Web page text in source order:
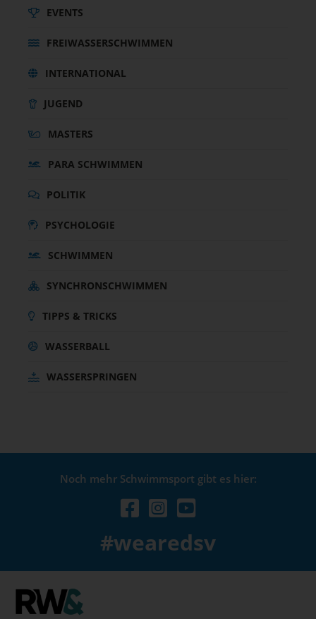
EVENTS
FREIWASSERSCHWIMMEN
INTERNATIONAL
JUGEND
MASTERS
PARA SCHWIMMEN
POLITIK
PSYCHOLOGIE
SCHWIMMEN
SYNCHRONSCHWIMMEN
TIPPS & TRICKS
WASSERBALL
WASSERSPRINGEN
Noch mehr Schwimmsport gibt es hier:
#wearedsv